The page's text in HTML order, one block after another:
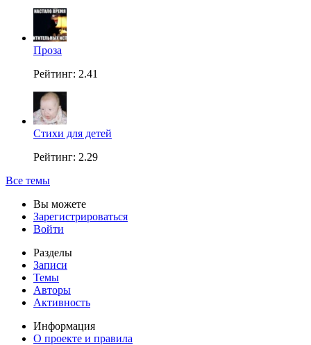
Проза
Рейтинг: 2.41
Стихи для детей
Рейтинг: 2.29
Все темы
Вы можете
Зарегистрироваться
Войти
Разделы
Записи
Темы
Авторы
Активность
Информация
О проекте и правила